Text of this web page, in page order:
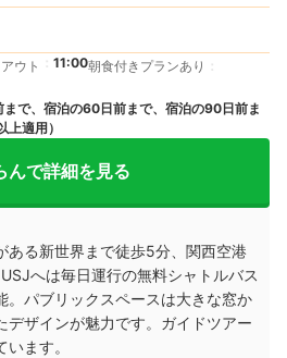
ウト 11:00朝食付きプランあり
で、宿泊の60日前まで、宿泊の90日前ま
適用）
んで詳細を見る
ある新世界まで徒歩5分、関西空港
へは毎日運行の無料シャトルバス
。パブリックスペースは大きな窓か
デザインが魅力です。ガイドツアー
ます。